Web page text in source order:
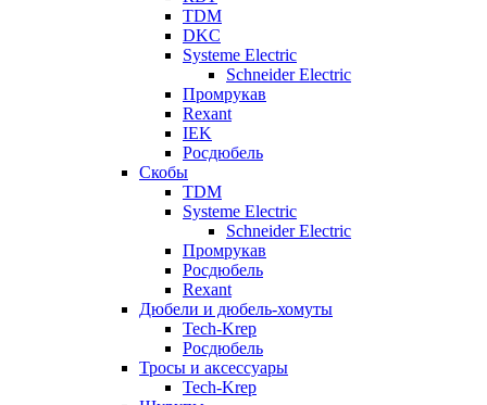
TDM
DKC
Systeme Electric
Schneider Electric
Промрукав
Rexant
IEK
Росдюбель
Скобы
TDM
Systeme Electric
Schneider Electric
Промрукав
Росдюбель
Rexant
Дюбели и дюбель-хомуты
Tech-Krep
Росдюбель
Тросы и аксессуары
Tech-Krep